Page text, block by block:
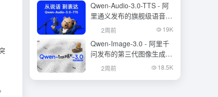
Qwen-Audio-3.0-TTS - 阿
里通义发布的旗舰级语音合
成大模型
2周前 19K
Qwen-Image-3.0 - 阿里千
问发布的第三代图像生成基
础模型
2周前 18.5K